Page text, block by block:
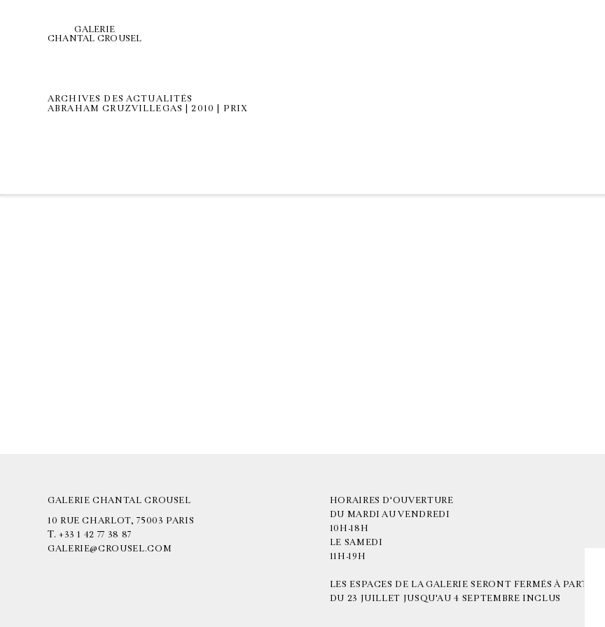
GALERIE
CHANTAL CROUSEL
ARCHIVES DES ACTUALITÉS
ABRAHAM CRUZVILLEGAS | 2010 | PRIX
GALERIE CHANTAL CROUSEL
10 RUE CHARLOT, 75003 PARIS
T. +33 1 42 77 38 87
GALERIE@CROUSEL.COM
HORAIRES D'OUVERTURE
DU MARDI AU VENDREDI
10H-18H
LE SAMEDI
11H-19H
LES ESPACES DE LA GALERIE SERONT FERMÉS À PARTIR
DU 23 JUILLET JUSQU'AU 4 SEPTEMBRE INCLUS